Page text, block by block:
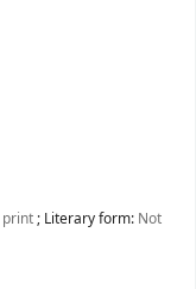
print; Literary form: Not